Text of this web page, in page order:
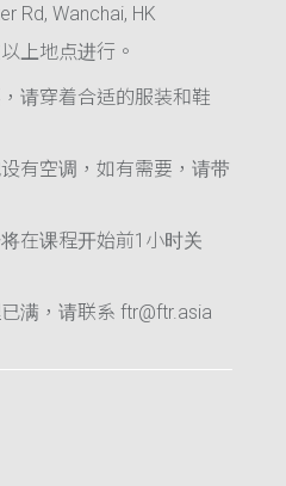
Rd, Wanchai, HK
上地点进行。
请穿着合适的服装和鞋
有空调，如有需要，请带
在课程开始前1小时关
满，请联系 ftr@ftr.asia